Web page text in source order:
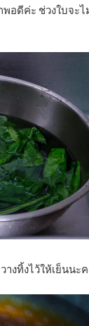
อดีค่ะ ช่วงใบจะ
างทิ้งไว้ให้เย็นนะ